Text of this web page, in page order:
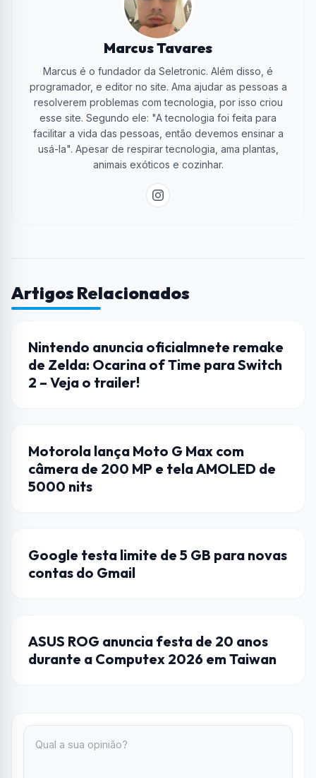
Marcus Tavares
Marcus é o fundador da Seletronic. Além disso, é
programador, e editor no site. Ama ajudar as pessoas a
resolverem problemas com tecnologia, por isso criou
esse site. Segundo ele: "A tecnologia foi feita para
facilitar a vida das pessoas, então devemos ensinar a
usá-la". Apesar de respirar tecnologia, ama plantas,
animais exóticos e cozinhar.
Artigos Relacionados
LANÇAMENTO
Nintendo anuncia oficialmnete remake
de Zelda: Ocarina of Time para Switch
2 – Veja o trailer!
CELULAR
Motorola lança Moto G Max com
câmera de 200 MP e tela AMOLED de
5000 nits
CURIOSIDADES
Google testa limite de 5 GB para novas
contas do Gmail
ASUS
ASUS ROG anuncia festa de 20 anos
durante a Computex 2026 em Taiwan